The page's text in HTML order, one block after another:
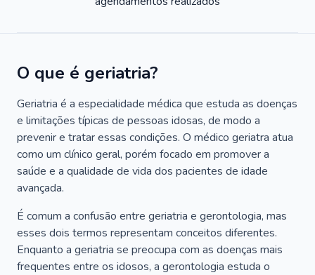
O que é geriatria?
Geriatria é a especialidade médica que estuda as doenças
e limitações típicas de pessoas idosas, de modo a
prevenir e tratar essas condições. O médico geriatra atua
como um clínico geral, porém focado em promover a
saúde e a qualidade de vida dos pacientes de idade
avançada.
É comum a confusão entre geriatria e gerontologia, mas
esses dois termos representam conceitos diferentes.
Enquanto a geriatria se preocupa com as doenças mais
frequentes entre os idosos, a gerontologia estuda o